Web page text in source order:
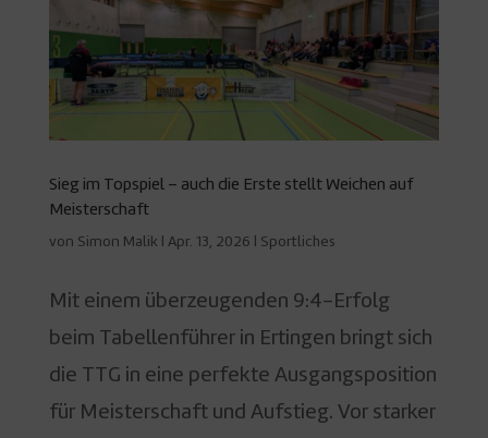
Sieg im Topspiel – auch die Erste stellt Weichen auf
Meisterschaft
von Simon Malik Apr. 13, 2026 Sportliches
Mit einem überzeugenden 9:4-Erfolg
beim Tabellenführer in Ertingen bringt sich
die TTG in eine perfekte Ausgangsposition
für Meisterschaft und Aufstieg. Vor starker